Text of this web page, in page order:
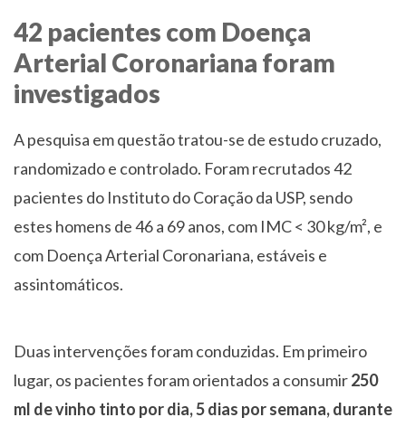
42 pacientes com Doença
Arterial Coronariana foram
investigados
A pesquisa em questão tratou-se de estudo cruzado,
randomizado e controlado. Foram recrutados 42
pacientes do Instituto do Coração da USP, sendo
estes homens de 46 a 69 anos, com IMC < 30 kg/m², e
com Doença Arterial Coronariana, estáveis e
assintomáticos.
Duas intervenções foram conduzidas. Em primeiro
lugar, os pacientes foram orientados a consumir250
ml de vinho tinto por dia, 5 dias por semana, durante